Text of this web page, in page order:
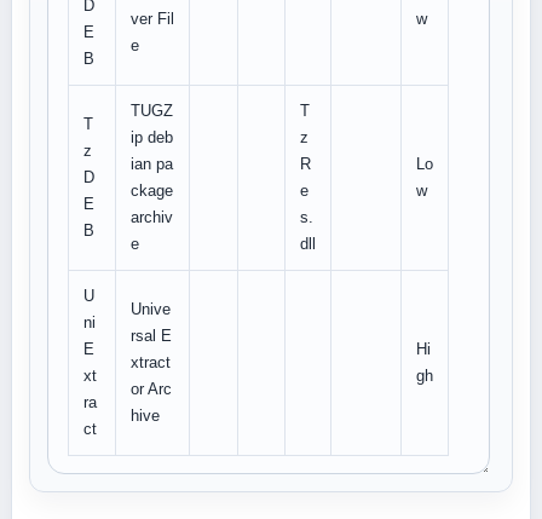
D
E
B
ver Fil
e
w
T
z
D
E
B
TUGZ
ip deb
ian pa
ckage
archiv
e
T
z
R
e
s.
dll
Lo
w
U
ni
E
xt
ra
ct
Unive
rsal E
xtract
or Arc
hive
Hi
gh